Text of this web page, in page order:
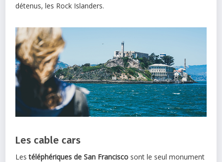
détenus, les Rock Islanders.
Les cable cars
Les téléphériques de San Francisco sont le seul monument